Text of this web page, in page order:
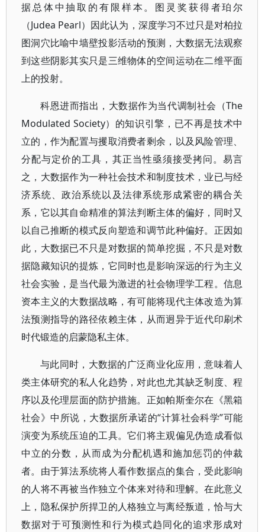
据总体中抽取的有限样本。图灵奖获得者珀尔
（Judea Pearl）因此认为，深度学习不过只是对柏拉
图洞穴比喻中墙壁投影活动的预测，大数据无法观察
到这些阴影其实只是三维物体的空间运动在二维平面
上的投射。
科恩进而指出，大数据作为当代调制社会（The
Modulated Society）的知识引擎，已不再是技术中
立的，作为配置与攫取消费者剩余，以及风险管理、
分配与定价的工具，其正当性亟须接受拷问。易言
之，大数据作为一种社会技术和制度技术，业已与经
济系统、政治系统以及法律系统形成紧密的耦合关
系，它以其自命精准的算法判断主体的偏好，同时又
以自己推断的模式反向塑造和调节此种偏好。正因如
此，大数据已不只是对数据的简单挖掘，不只是对数
据隐藏知识的提炼，它同时也是影响深远的行为主义
社会实验，是当代最为激进的社会物理学工程。信息
资本主义的大数据战略，有可能将现代主体改造为算
法预测指导的路径依赖主体，从而迥异于近代印刷术
时代锻造的启蒙隐私主体。
与此同时，大数据的广泛商业化应用，意味着人
类主体研究的私人化趋势，对此也尤其缺乏制度、程
序以及伦理层面的防护措施。正如帕斯奎尔在《黑箱
社会》中所说，大数据所承诺的“计算社会科学”可能
演变为系统压迫的工具。它们将主观偏见伪造成看似
中立的分数，从而成为分配机遇和施加惩罚的仲裁
者。由于算法系统将人看作数据点的集合，受此影响
的人将不再被当作独立个体来对待和理解。在此意义
上，隐私保护所捍卫的人格独立与离经叛道，恰与大
数据对于可预测性和行为模式趋同化的追求形成对